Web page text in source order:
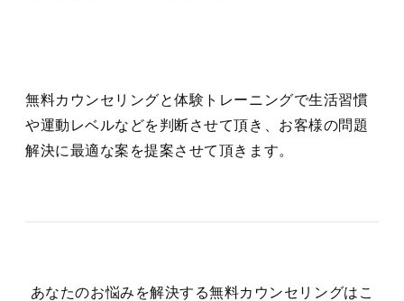
無料カウンセリングと体験トレーニングで生活習慣
や運動レベルなどを判断させて頂き、お客様の問題
解決に最適な案を提案させて頂きます。
あなたのお悩みを解決する無料カウンセリングはこ